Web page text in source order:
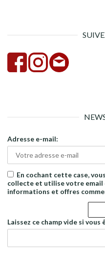
Adresse e-mail:
En cochant cette case,
collecte et utilise votre email
informations et offres
Laissez ce champ vide si vous